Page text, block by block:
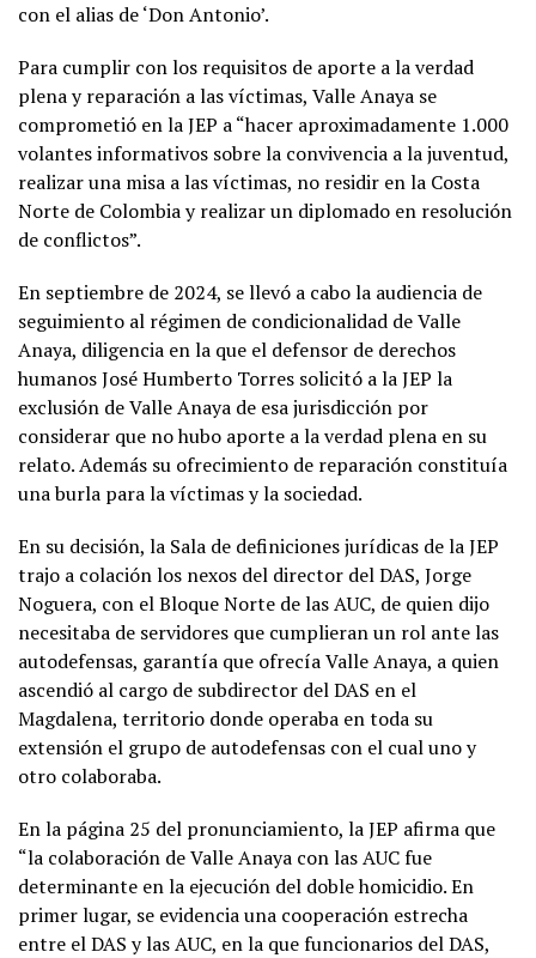
con el alias de ‘Don Antonio’.
Para cumplir con los requisitos de aporte a la verdad
plena y reparación a las víctimas, Valle Anaya se
comprometió en la JEP a “hacer aproximadamente 1.000
volantes informativos sobre la convivencia a la juventud,
realizar una misa a las víctimas, no residir en la Costa
Norte de Colombia y realizar un diplomado en resolución
de conflictos”.
En septiembre de 2024, se llevó a cabo la audiencia de
seguimiento al régimen de condicionalidad de Valle
Anaya, diligencia en la que el defensor de derechos
humanos José Humberto Torres solicitó a la JEP la
exclusión de Valle Anaya de esa jurisdicción por
considerar que no hubo aporte a la verdad plena en su
relato. Además su ofrecimiento de reparación constituía
una burla para la víctimas y la sociedad.
En su decisión, la Sala de definiciones jurídicas de la JEP
trajo a colación los nexos del director del DAS, Jorge
Noguera, con el Bloque Norte de las AUC, de quien dijo
necesitaba de servidores que cumplieran un rol ante las
autodefensas, garantía que ofrecía Valle Anaya, a quien
ascendió al cargo de subdirector del DAS en el
Magdalena, territorio donde operaba en toda su
extensión el grupo de autodefensas con el cual uno y
otro colaboraba.
En la página 25 del pronunciamiento, la JEP afirma que
“la colaboración de Valle Anaya con las AUC fue
determinante en la ejecución del doble homicidio. En
primer lugar, se evidencia una cooperación estrecha
entre el DAS y las AUC, en la que funcionarios del DAS,